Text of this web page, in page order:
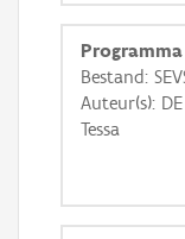
Basis Lagen
GRB-
Bestand:
Auteur(s):
Tessa